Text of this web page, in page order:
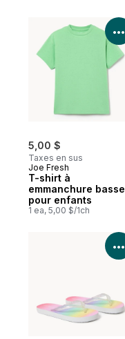
5,00 $
Taxes en sus
Joe Fresh
T-shirt à
emmanchure basse
pour enfants
1 ea, 5,00 $/1ch